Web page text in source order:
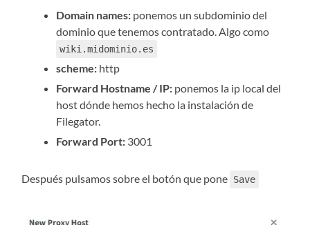
Domain names: ponemos un subdominio del
dominio que tenemos contratado. Algo como
wiki.midominio.es
scheme: http
Forward Hostname / IP: ponemos la ip local del
host dónde hemos hecho la instalación de
Filegator.
Forward Port: 3001
Después pulsamos sobre el botón que pone Save